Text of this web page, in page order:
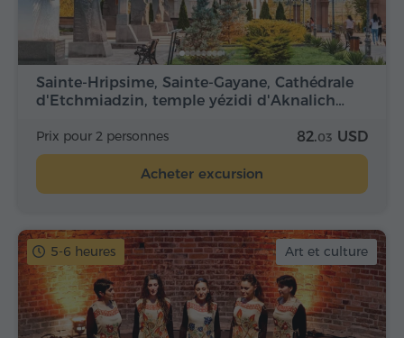
Sainte-Hripsime, Sainte-Gayane, Cathédrale
d'Etchmiadzin, temple yézidi d'Aknalich…
Prix pour 2 personnes 82.03 USD
Acheter excursion
5-6 heures Art et culture